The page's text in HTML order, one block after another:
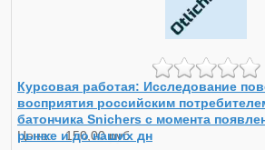
Курсовая работая: Исследование
восприятия российским
батончика Snichers с момента
рынке и до наших дн
Цена: 150,00 руб